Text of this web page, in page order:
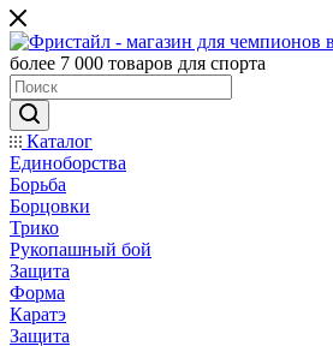
более 7 000 товаров для спорта
Каталог
Единоборства
Борьба
Борцовки
Трико
Рукопашный бой
Защита
Форма
Каратэ
Защита